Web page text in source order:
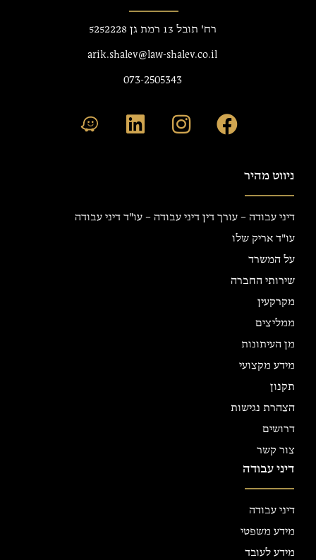
רח' תובל 13 רמת גן 5252228
arik.shalev@law-shalev.co.il
073-2505343
ניווט מהיר
דיני עבודה – עורך דין דיני עבודה – עו"ד דיני עבודה
עו"ד אריק שלו
על המשרד
שירותי החברה
מקרקעין
ממליצים
מן העיתונות
מידע מקצועי
תקנון
הצהרת נגישות
דרושים
צור קשר
דיני עבודה
דיני עבודה
מידע משפטי
מידע לעובד